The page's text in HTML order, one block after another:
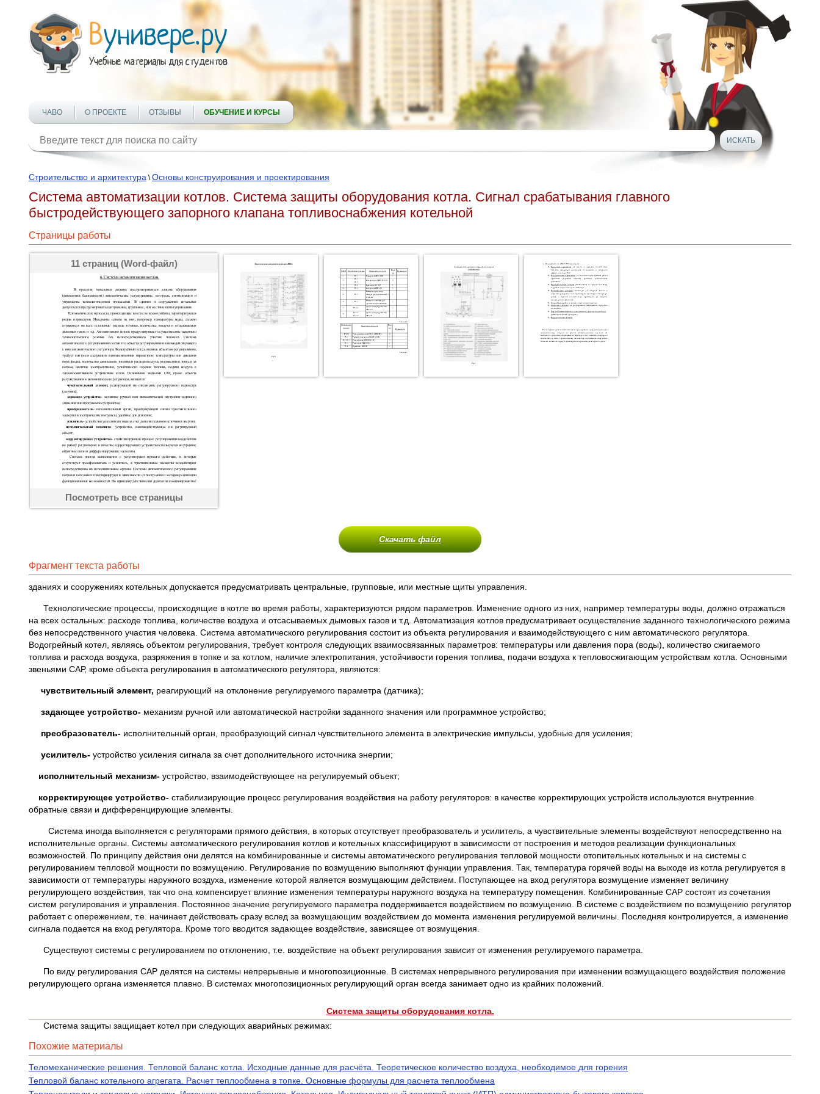
ЧАВО О ПРОЕКТЕ ОТЗЫВЫ ОБУЧЕНИЕ И КУРСЫ
Строительство и архитектура \Основы конструирования и проектирования
Система автоматизации котлов. Система защиты оборудования котла. Сигнал срабатывания главного
быстродействующего запорного клапана топливоснабжения котельной
Страницы работы
11 страниц (Word-файл)
Посмотреть все страницы
Скачать файл
Фрагмент текста работы
зданиях и сооружениях котельных допускается предусматривать центральные, групповые, или местные щиты управления.
Технологические процессы, происходящие в котле во время работы, характеризуются рядом параметров. Изменение одного из них, например температуры воды, должно отражаться
на всех остальных: расходе топлива, количестве воздуха и отсасываемых дымовых газов и т.д. Автоматизация котлов предусматривает осуществление заданного технологического режима
без непосредственного участия человека. Система автоматического регулирования состоит из объекта регулирования и взаимодействующего с ним автоматического регулятора.
Водогрейный котел, являясь объектом регулирования, требует контроля следующих взаимосвязанных параметров: температуры или давления пора (воды), количество сжигаемого
топлива и расхода воздуха, разряжения в топке и за котлом, наличие электропитания, устойчивости горения топлива, подачи воздуха к тепловосжигающим устройствам котла. Основными
звеньями САР, кроме объекта регулирования в автоматического регулятора, являются:
чувствительный элемент, реагирующий на отклонение регулируемого параметра (датчика);
задающее устройство- механизм ручной или автоматической настройки заданного значения или программное устройство;
преобразователь- исполнительный орган, преобразующий сигнал чувствительного элемента в электрические импульсы, удобные для усиления;
усилитель- устройство усиления сигнала за счет дополнительного источника энергии;
исполнительный механизм- устройство, взаимодействующее на регулируемый объект;
корректирующее устройство- стабилизирующие процесс регулирования воздействия на работу регуляторов: в качестве корректирующих устройств используются внутренние
обратные связи и дифференцирующие элементы.
Система иногда выполняется с регуляторами прямого действия, в которых отсутствует преобразователь и усилитель, а чувствительные элементы воздействуют непосредственно на
исполнительные органы. Системы автоматического регулирования котлов и котельных классифицируют в зависимости от построения и методов реализации функциональных
возможностей. По принципу действия они делятся на комбинированные и системы автоматического регулирования тепловой мощности отопительных котельных и на системы с
регулированием тепловой мощности по возмущению. Регулирование по возмущению выполняют функции управления. Так, температура горячей воды на выходе из котла регулируется в
зависимости от температуры наружного воздуха, изменение которой является возмущающим действием. Поступающее на вход регулятора возмущение изменяет величину
регулирующего воздействия, так что она компенсирует влияние изменения температуры наружного воздуха на температуру помещения. Комбинированные САР состоят из сочетания
систем регулирования и управления. Постоянное значение регулируемого параметра поддерживается воздействием по возмущению. В системе с воздействием по возмущению регулятор
работает с опережением, т.е. начинает действовать сразу вслед за возмущающим воздействием до момента изменения регулируемой величины. Последняя контролируется, а изменение
сигнала подается на вход регулятора. Кроме того вводится задающее воздействие, зависящее от возмущения.
Существуют системы с регулированием по отклонению, т.е. воздействие на объект регулирования зависит от изменения регулируемого параметра.
По виду регулирования САР делятся на системы непрерывные и многопозиционные. В системах непрерывного регулирования при изменении возмущающего воздействия положение
регулирующего органа изменяется плавно. В системах многопозиционных регулирующий орган всегда занимает одно из крайних положений.
Система защиты оборудования котла.
Система защиты защищает котел при следующих аварийных режимах:
Похожие материалы
Теломеханические решения. Тепловой баланс котла. Исходные данные для расчёта. Теоретическое количество воздуха, необходимое для горения
Тепловой баланс котельного агрегата. Расчет теплообмена в топке. Основные формулы для расчета теплообмена